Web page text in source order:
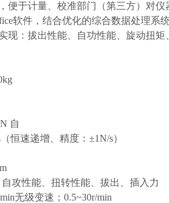
便于计量、校准部门（第三方）对仪
软件，结合优化的综合数据处理系
现：拔出性能、自功性能、旋动扭矩
自
恒速递增、精度：±1N/s）
攻性能、扭转性能、拔出、插入力
无级变速；0.5~30r/min